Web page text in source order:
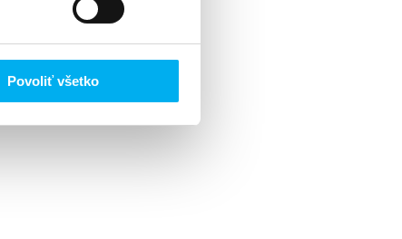
Povoliť všetko